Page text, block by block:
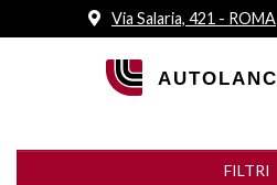
Via Salaria, 421 - ROMA
FILTRI